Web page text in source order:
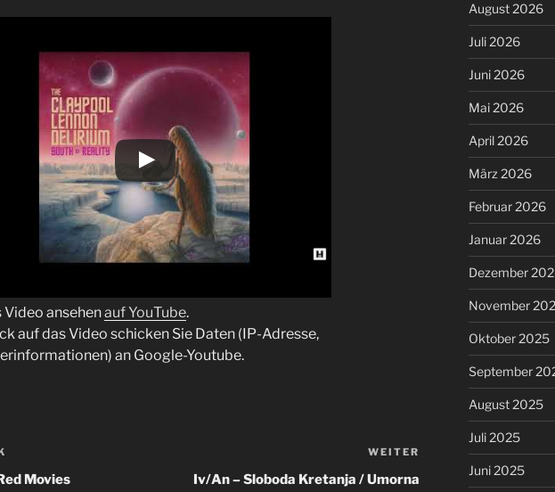
Video ansehenauf YouTube.
auf das Video schicken Sie Daten (IP-Adresse,
an Google-Youtube.
Movies
Nächster
Beitrag
WEITER
Iv/An – Sloboda Kretanja / Umorna
August 2026
Juli 2026
Juni 2026
Mai 2026
April 2026
März 2026
Februar 2026
Januar 2026
Dezember
November
Oktober 2025
September
August 2025
Juli 2025
Juni 2025